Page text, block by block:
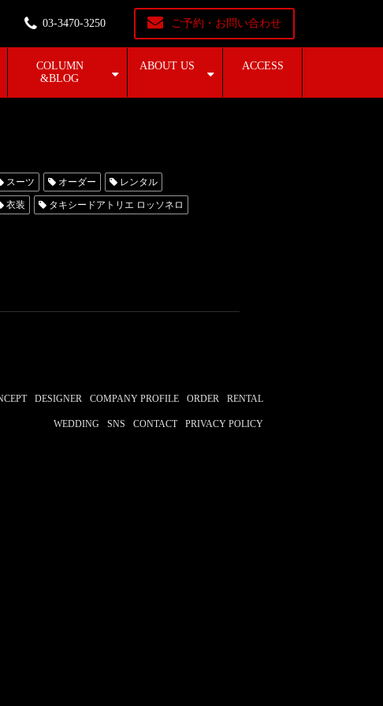
03-3470-3250 ご予約・お問い合わせ
COLUMN
&BLOG
ABOUT US ACCESS
スーツ オーダー レンタル
衣装 タキシードアトリエ ロッソネロ
DESIGNER COMPANY PROFILE ORDER RENTAL
WEDDING SNS CONTACT PRIVACY POLICY